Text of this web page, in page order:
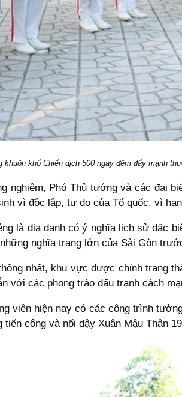
khuôn khổ Chiến dịch 500 ngày đêm đẩy mạnh
nghiêm, Phó Thủ tướng và các đại
vì độc lập, tự do của Tổ quốc, vì
là địa danh có ý nghĩa lịch sử đặc
nghĩa trang lớn của Sài Gòn
nhất, khu vực được chỉnh trang
với các phong trào đấu tranh cách
viên hiện nay có các công trình
tiến công và nổi dậy Xuân Mậu Thân